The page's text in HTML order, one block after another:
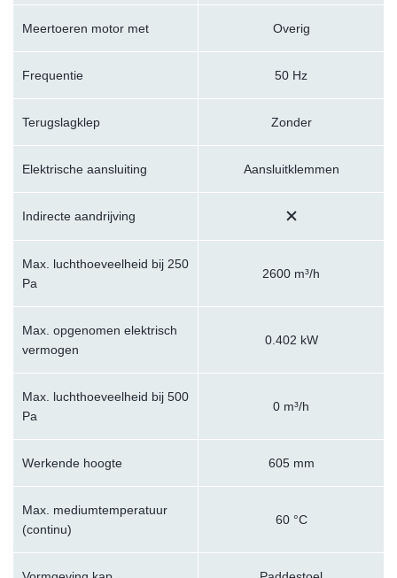
Meertoeren motor met Overig
Frequentie 50 Hz
Terugslagklep Zonder
Elektrische aansluiting Aansluitklemmen
Indirecte aandrijving
Max. luchthoeveelheid bij 250
Pa
2600 m³/h
Max. opgenomen elektrisch
vermogen
0.402 kW
Max. luchthoeveelheid bij 500
Pa
0 m³/h
Werkende hoogte 605 mm
Max. mediumtemperatuur
(continu)
60 °C